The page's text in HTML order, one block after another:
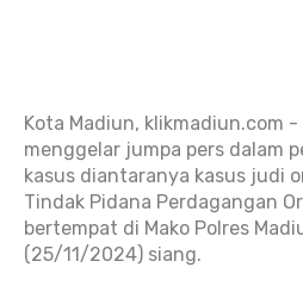
Kota Madiun, klikmadiun.com -
menggelar jumpa pers dalam
kasus diantaranya kasus judi
Tindak Pidana Perdagangan
bertempat di Mako Polres
(25/11/2024) siang.